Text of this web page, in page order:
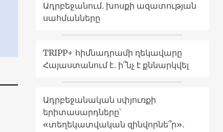
Ադրբեջանում. խոսքի ազատության
սահմանները
TRIPP+ հիմնադրամի ղեկավարը
Հայաստանում է․ ի՞նչ է քննարկվել
Ադրբեջանական սփյուռքի
երիտասարդները՝
«տեղեկատվական զինվորնե՞ր»․